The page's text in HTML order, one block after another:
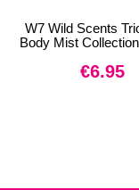
W7 Wild Scents
Body Mist
€6.95